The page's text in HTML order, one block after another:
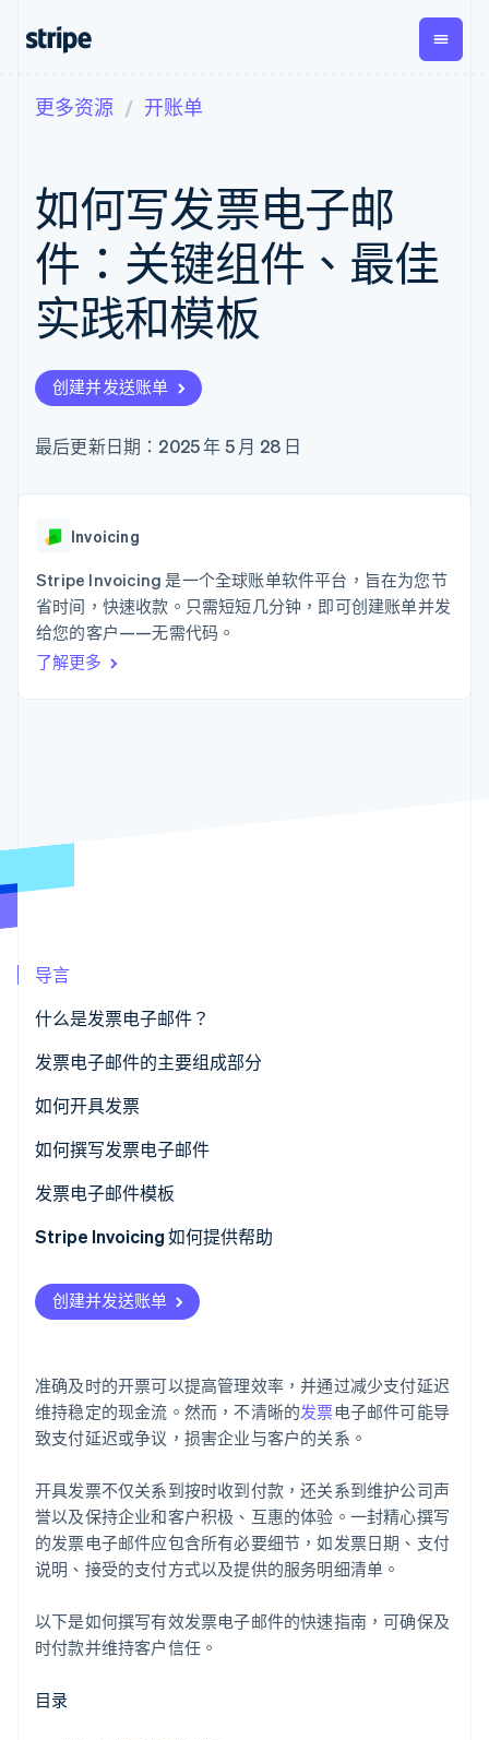
支付
在线支付
Managed
Payments
备案商家解决
方案
Payment links
无代码支付
预构建支付界
面
Elements
支付方式
上
Boost
支付成功率优
化
Link
加速结账
营收
经常性收入
Metronome
按用量计费
Subscriptions
订阅管理
Invoicing
一次性或定期
销售税和增值
Recognition
Stripe Sigma
Global
Payouts
向第三
方打款
更多
Climate
Stripe Sessions 2026
了解 Stripe 如何为 AI 构建经济基础设施。
立即观看
按企业阶段
按应用场景
智能体商务
加密货币
嵌入式金融
财务自动化
全球化企业
交易市场
按行业
AI 企业
酒店、旅游与休闲
文档
库与 SDK
Stripe Apps
指南
实施预置结账流程
构建平台或交易市场
管理订阅
发行稳定币支持的支付卡
资源
应用集成
代码示例
学习
指南
支持
获取支持
专业服务
公司
产品路线图
Stripe Press
联系销售
更多资源 开账单
如何写发票电子邮
件：关键组件、最佳
实践和模板
创建并发送账单
最后更新日期：2025 年 5 月 28 日
Invoicing
Stripe Invoicing 是一个全球账单软件平台，旨在为您节
省时间，快速收款。只需短短几分钟，即可创建账单并发
给您的客户——无需代码。
了解更多
导言
什么是发票电子邮件？
发票电子邮件的主要组成部分
如何开具发票
如何撰写发票电子邮件
发票电子邮件模板
Stripe Invoicing 如何提供帮助
创建并发送账单
准确及时的开票可以提高管理效率，并通过减少支付延迟
维持稳定的现金流。然而，不清晰的发票电子邮件可能导
致支付延迟或争议，损害企业与客户的关系。
开具发票不仅关系到按时收到付款，还关系到维护公司声
誉以及保持企业和客户积极、互惠的体验。一封精心撰写
的发票电子邮件应包含所有必要细节，如发票日期、支付
说明、接受的支付方式以及提供的服务明细清单。
以下是如何撰写有效发票电子邮件的快速指南，可确保及
时付款并维持客户信任。
目录